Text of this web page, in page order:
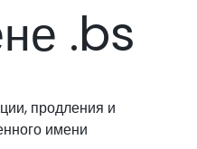
.bs
продления и
имени